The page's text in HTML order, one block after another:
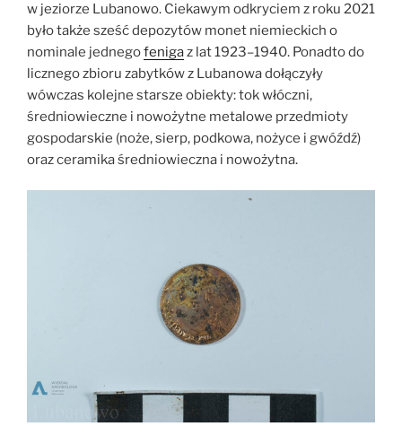
w jeziorze Lubanowo. Ciekawym odkryciem z roku 2021
było także sześć depozytów monet niemieckich o
nominale jednegofenigaz lat 1923–1940. Ponadto do
licznego zbioru zabytków z Lubanowa dołączyły
wówczas kolejne starsze obiekty: tok włóczni,
średniowieczne i nowożytne metalowe przedmioty
gospodarskie (noże, sierp, podkowa, nożyce i gwóźdź)
oraz ceramika średniowieczna i nowożytna.